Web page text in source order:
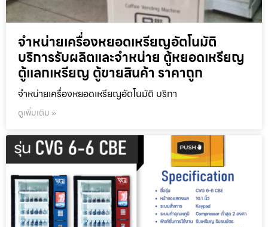
จำหน่ายเครื่องหยอดเหรียญ​อัตโนมัติ
บริการรับผลิตและจำหน่าย ตู้หยอดเหรียญ
ตู้แลกเหรียญ ตู้ขายสินค้า ราคาถูก
จำหน่ายเครื่องหยอดเหรียญ​อัตโนมัติ บริกา
ดูเพิ่มเติม »